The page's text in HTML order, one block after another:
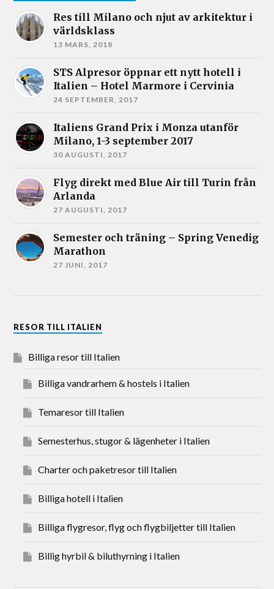
Res till Milano och njut av arkitektur i
världsklass
13 MARS, 2018
STS Alpresor öppnar ett nytt hotell i
Italien – Hotel Marmore i Cervinia
24 SEPTEMBER, 2017
Italiens Grand Prix i Monza utanför
Milano, 1-3 september 2017
30 AUGUSTI, 2017
Flyg direkt med Blue Air till Turin från
Arlanda
27 AUGUSTI, 2017
Semester och träning – Spring Venedig
Marathon
27 JUNI, 2017
RESOR TILL ITALIEN
Billiga resor till Italien
Billiga vandrarhem & hostels i Italien
Temaresor till Italien
Semesterhus, stugor & lägenheter i Italien
Charter och paketresor till Italien
Billiga hotell i Italien
Billiga flygresor, flyg och flygbiljetter till Italien
Billig hyrbil & biluthyrning i Italien